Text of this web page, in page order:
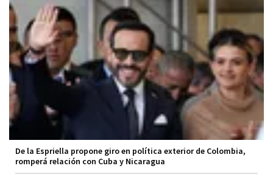
De la Espriella propone giro en política exterior de Colombia,
romperá relación con Cuba y Nicaragua